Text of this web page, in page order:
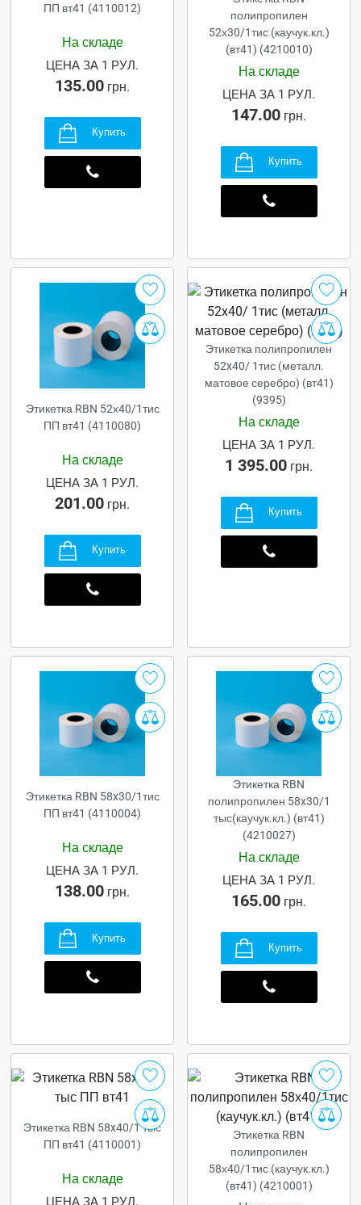
ПП вт41 (4110012)
На складе
135.00 грн.
ЦЕНА ЗА 1 РУЛ.
Купить
полипропилен
52х30/1тис (каучук.кл.)
(вт41) (4210010)
На складе
147.00 грн.
ЦЕНА ЗА 1 РУЛ.
Купить
Этикетка RBN 52х40/1тис
ПП вт41 (4110080)
На складе
201.00 грн.
ЦЕНА ЗА 1 РУЛ.
Купить
Этикетка полипропилен
52x40/ 1тис (металл.
матовое серебро) (вт41)
(9395)
На складе
1 395.00 грн.
ЦЕНА ЗА 1 РУЛ.
Купить
Этикетка RBN 58x30/1тис
ПП вт41 (4110004)
На складе
138.00 грн.
ЦЕНА ЗА 1 РУЛ.
Купить
Этикетка RBN
полипропилен 58x30/1
тыс(каучук.кл.) (вт41)
(4210027)
На складе
165.00 грн.
ЦЕНА ЗА 1 РУЛ.
Купить
Этикетка RBN 58x40/1 тыс
ПП вт41 (4110001)
На складе
ЦЕНА ЗА 1 РУЛ.
Этикетка RBN
полипропилен
58х40/1тис (каучук.кл.)
(вт41) (4210001)